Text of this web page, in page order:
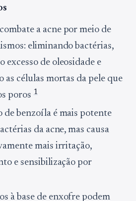
a acne por meio de
eliminando bactérias,
excesso de oleosidade e
as células mortas da pele que
poros 1
de benzoíla é mais potente
da acne, mas causa
mais irritação,
e sensibilização por
à base de enxofre podem